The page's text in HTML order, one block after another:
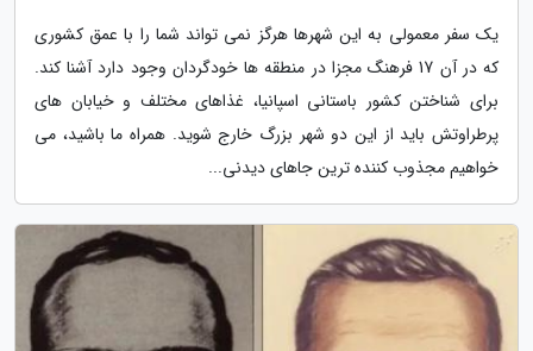
یک سفر معمولی به این شهرها هرگز نمی تواند شما را با عمق کشوری
که در آن 17 فرهنگ مجزا در منطقه ها خودگردان وجود دارد آشنا کند.
برای شناختن کشور باستانی اسپانیا، غذاهای مختلف و خیابان های
پرطراوتش باید از این دو شهر بزرگ خارج شوید. همراه ما باشید، می
خواهیم مجذوب کننده ترین جاهای دیدنی...